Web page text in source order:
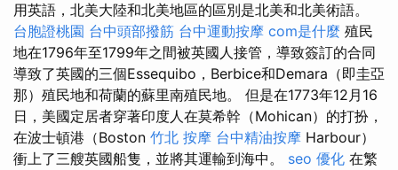
用英語，北美大陸和北美地區的區別是北美和北美術語。
台胞證桃園 台中頭部撥筋 台中運動按摩 com是什麼 殖民
地在1796年至1799年之間被英國人接管，導致簽訂的合同
導致了英國的三個Essequibo，Berbice和Demara（即圭亞
那）殖民地和荷蘭的蘇里南殖民地。 但是在1773年12月16
日，美國定居者穿著印度人在莫希幹（Mohican）的打扮，
在波士頓港（Boston 竹北 按摩 台中精油按摩 Harbour）
衝上了三艘英國船隻，並將其運輸到海中。 seo 優化 在繁